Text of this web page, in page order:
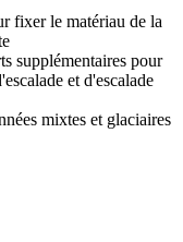
fixer le matériau de la
supplémentaires pour
et d'escalade
mixtes et glaciaires